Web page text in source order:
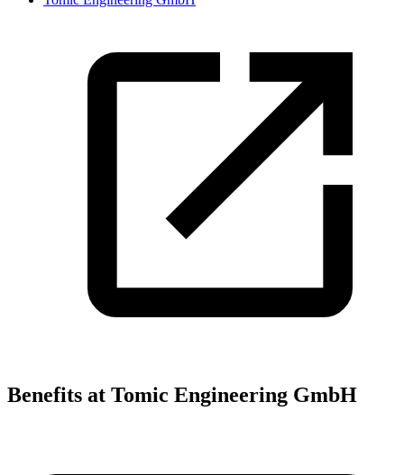
Benefits at Tomic Engineering GmbH